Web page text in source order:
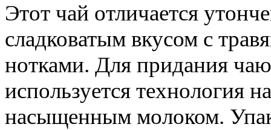
Этот чай отличается
сладковатым вкусом с
нотками. Для придания
используется технология
насыщенным молоком.